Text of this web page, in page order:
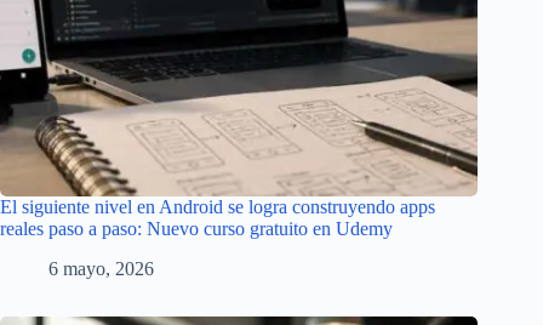
El siguiente nivel en Android se logra construyendo apps
reales paso a paso: Nuevo curso gratuito en Udemy
6 mayo, 2026